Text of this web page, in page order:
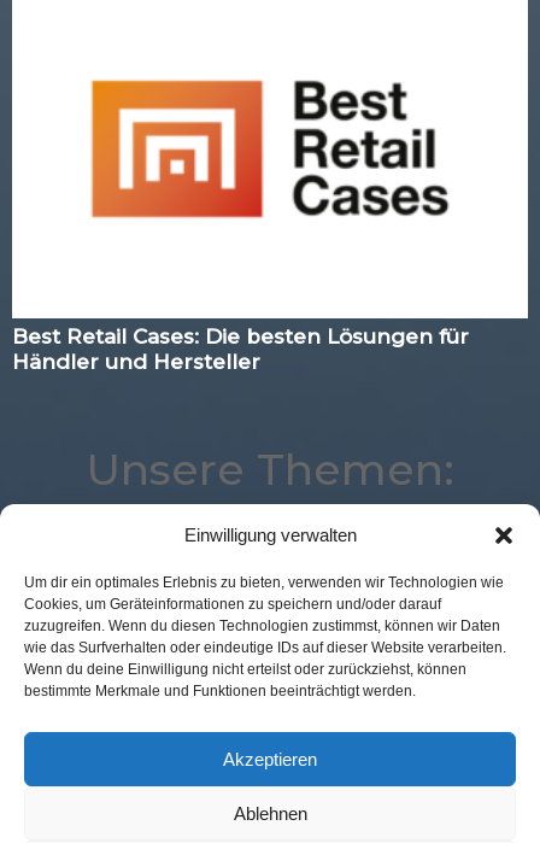
Einwilligung verwalten
Um dir ein optimales Erlebnis zu bieten, verwenden wir Technologien wie
Cookies, um Geräteinformationen zu speichern und/oder darauf
zuzugreifen. Wenn du diesen Technologien zustimmst, können wir Daten
wie das Surfverhalten oder eindeutige IDs auf dieser Website verarbeiten.
Wenn du deine Einwilligung nicht erteilst oder zurückziehst, können
bestimmte Merkmale und Funktionen beeinträchtigt werden.
Akzeptieren
Ablehnen
Best Retail Cases: Die besten Lösungen für
Händler und Hersteller
Unsere Themen:
Marketing Digital Mobile Payment
Voice
Studie
Künstliche Intelligenz
Analytics
Advertising
Loyalty Kassenlose Läden
Logistik
Location
Corona
eCommerce
Commerce